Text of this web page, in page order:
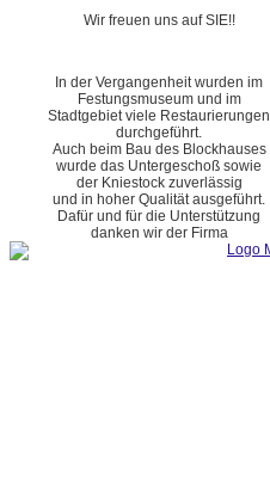
Wir freuen uns auf SIE!!
In der Vergangenheit wurden im
Festungsmuseum und im
Stadtgebiet viele Restaurierungen
durchgeführt.
Auch beim Bau des Blockhauses
wurde das Untergeschoß sowie
der Kniestock zuverlässig
und in hoher Qualität ausgeführt.
Dafür und für die Unterstützung
danken wir der Firma